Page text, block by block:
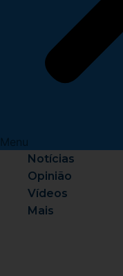
Menu
Notícias
Opinião
Vídeos
Mais